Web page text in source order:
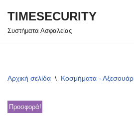
Μεταπηδήστε
TIMESECURITY
Συστήματα Ασφαλείας
Αρχική σελίδα \ Κοσμήματα - Αξεσουάρ
Προσφορά!